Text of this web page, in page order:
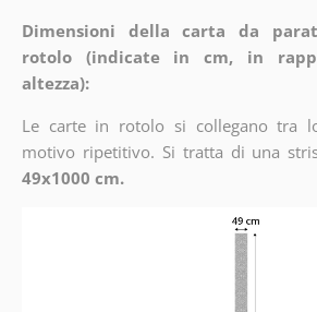
Dimensioni della carta da
rotolo (indicate in cm, in
altezza):
Le carte in rotolo si collegano tra
motivo ripetitivo. Si tratta di una
49x1000 cm.